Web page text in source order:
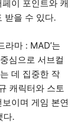
이 포인트와 캐
받을 수 있다.
라마 : MAD’는
심으로 서브컬
데 집중한 작
캐릭터와 스토
이며 게임 본연
다.